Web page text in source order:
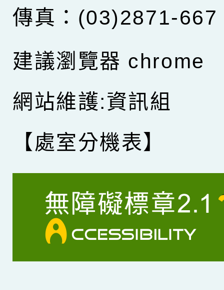
傳真：(03)2871-667
建議瀏覽器 chrome
網站維護:資訊組
【處室分機表】